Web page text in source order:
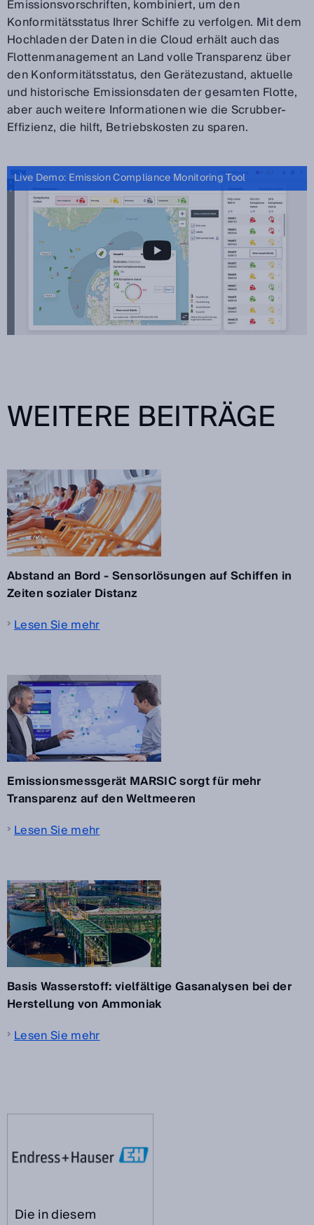
Emissionsvorschriften, kombiniert, um den
Konformitätsstatus Ihrer Schiffe zu verfolgen. Mit dem
Hochladen der Daten in die Cloud erhält auch das
Flottenmanagement an Land volle Transparenz über
den Konformitätsstatus, den Gerätezustand, aktuelle
und historische Emissionsdaten der gesamten Flotte,
aber auch weitere Informationen wie die Scrubber-
Effizienz, die hilft, Betriebskosten zu sparen.
Live Demo: Emission Compliance Monitoring Tool
WEITERE BEITRÄGE
Abstand an Bord - Sensorlösungen auf Schiffen in
Zeiten sozialer Distanz
Lesen Sie mehr
Emissionsmessgerät MARSIC sorgt für mehr
Transparenz auf den Weltmeeren
Lesen Sie mehr
Basis Wasserstoff: vielfältige Gasanalysen bei der
Herstellung von Ammoniak
Lesen Sie mehr
Die in diesem